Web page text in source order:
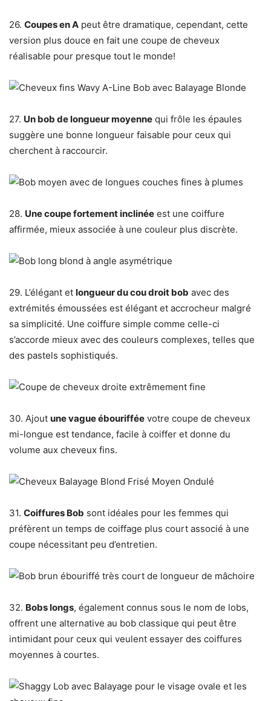
26. Coupes en A peut être dramatique, cependant, cette
version plus douce en fait une coupe de cheveux
réalisable pour presque tout le monde!
27. Un bob de longueur moyenne qui frôle les épaules
suggère une bonne longueur faisable pour ceux qui
cherchent à raccourcir.
28. Une coupe fortement inclinée est une coiffure
affirmée, mieux associée à une couleur plus discrète.
29. L’élégant et longueur du cou droit bob avec des
extrémités émoussées est élégant et accrocheur malgré
sa simplicité. Une coiffure simple comme celle-ci
s’accorde mieux avec des couleurs complexes, telles que
des pastels sophistiqués.
30. Ajout une vague ébouriffée votre coupe de cheveux
mi-longue est tendance, facile à coiffer et donne du
volume aux cheveux fins.
31. Coiffures Bob sont idéales pour les femmes qui
préfèrent un temps de coiffage plus court associé à une
coupe nécessitant peu d’entretien.
32. Bobs longs, également connus sous le nom de lobs,
offrent une alternative au bob classique qui peut être
intimidant pour ceux qui veulent essayer des coiffures
moyennes à courtes.